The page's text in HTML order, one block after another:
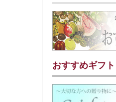
おすすめギフト